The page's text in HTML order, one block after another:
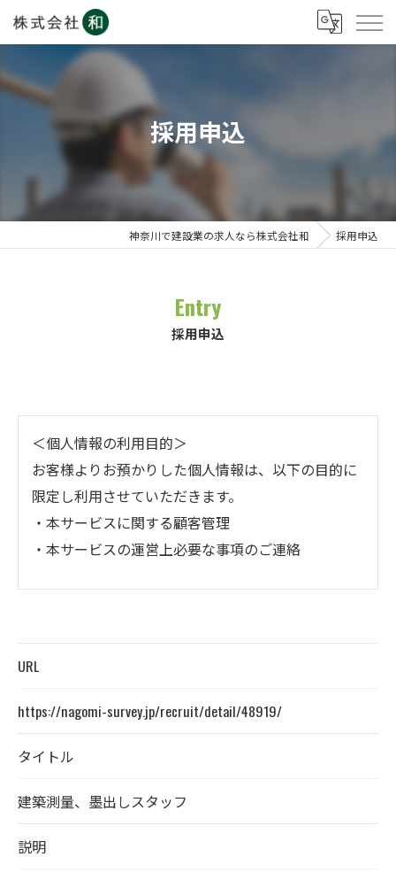
採用申込
神奈川で建設業の求人なら株式会社和 採用申込
採用申込
Entry
＜個人情報の利用目的＞
お客様よりお預かりした個人情報は、以下の目的に
限定し利用させていただきます。
・本サービスに関する顧客管理
・本サービスの運営上必要な事項のご連絡
ません。
＜個人情報の委託について＞
個人情報を外部に委託する場合があります。
これらの委託先に対しては個人情報保護契約等の措
URL
https://nagomi-survey.jp/recruit/detail/48919/
タイトル
建築測量、墨出しスタッフ
説明